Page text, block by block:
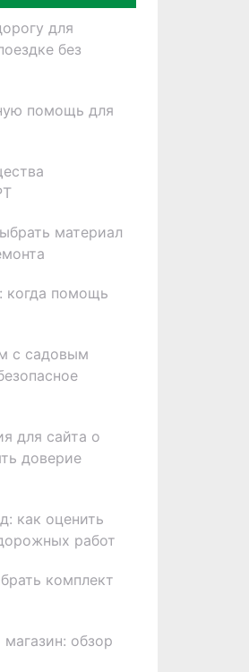
для
без
помощь для
материал
когда помощь
с садовым
для сайта о
доверие
как оценить
работ
комплект
обзор